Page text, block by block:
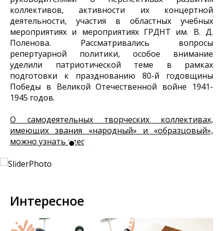
коллективов, активности их концертной
деятельности, участия в областных учебных
мероприятиях и мероприятиях ГРДНТ им. В. Д.
Поленова. Рассматривались вопросы
репертуарной политики, особое внимание
уделили патриотической теме в рамках
подготовки к празднованию 80-й годовщины
Победы в Великой Отечественной войне 1941-
1945 годов.
О самодеятельных творческих коллективах,
имеющих звания «народный» и «образцовый»,
можно узнать здесь.
Интересное